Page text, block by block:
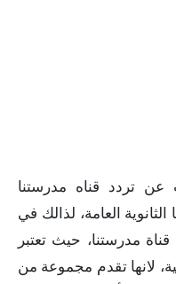
عن تردد قناه مدرستنا
الثانوية العامة، لذالك في
قناة مدرستنا، حيث تعتبر
لانها تقدم مجموعة من